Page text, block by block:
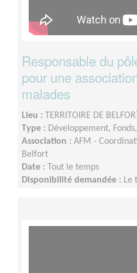
Responsable du
pour une
malades
Lieu :
TERRITOIRE DE
Type : Développement,
Association : AFM -
Belfort
Date :
Tout le temps
Disponibilité demandée : Le